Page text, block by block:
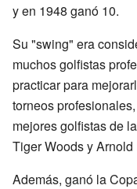
y en 1948 ganó 10.
Su "swing" era
muchos golfistas
practicar para
torneos
mejores golfistas de
Tiger Woods y Arnold
Además, ganó la